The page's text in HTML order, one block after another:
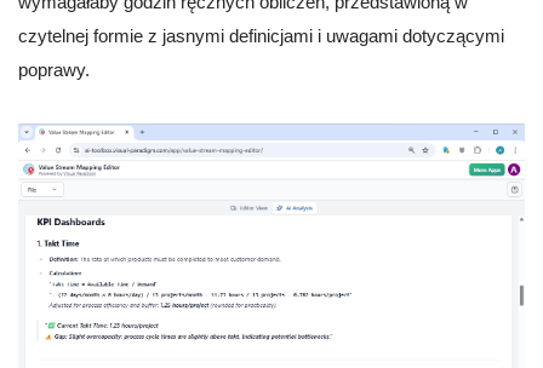
czytelnej formie z jasnymi definicjami i uwagami dotyczącymi
poprawy.